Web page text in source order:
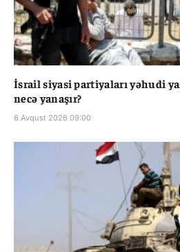
İsrail siyasi partiyaları yəhudi
necə yanaşır?
8 Avqust 2026 09:00